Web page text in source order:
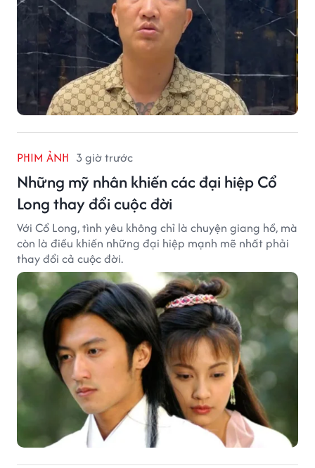
PHIM ẢNH 3 giờ trước
Những mỹ nhân khiến các đại hiệp Cổ
Long thay đổi cuộc đời
Với Cổ Long, tình yêu không chỉ là chuyện giang hồ, mà
còn là điều khiến những đại hiệp mạnh mẽ nhất phải
thay đổi cả cuộc đời.